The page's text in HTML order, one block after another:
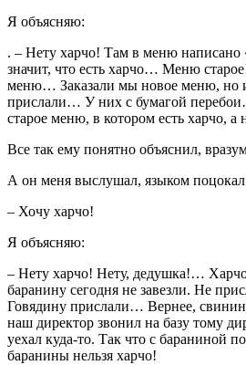
Я объясняю:
. – Нету харчо! Там в меню написано
значит, что есть харчо… Меню
меню… Заказали мы новое меню, но
прислали… У них с бумагой
старое меню, в котором есть харчо, а
Все так ему понятно объяснил,
А он меня выслушал, языком поцокал
– Хочу харчо!
Я объясняю:
– Нету харчо! Нету, дедушка!…
баранину сегодня не завезли. Не
Говядину прислали… Вернее,
наш директор звонил на базу тому
уехал куда-то. Так что с бараниной
баранины нельзя харчо!